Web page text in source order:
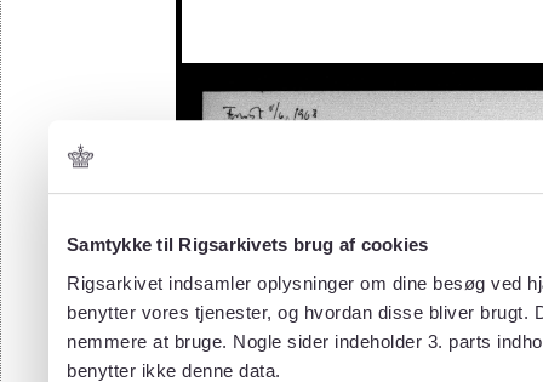
Samtykke til Rigsarkivets brug af cookies
Rigsarkivet indsamler oplysninger om dine besøg ved
benytter vores tjenester, og hvordan disse bliver
nemmere at bruge. Nogle sider indeholder 3. parts
benytter ikke denne data.